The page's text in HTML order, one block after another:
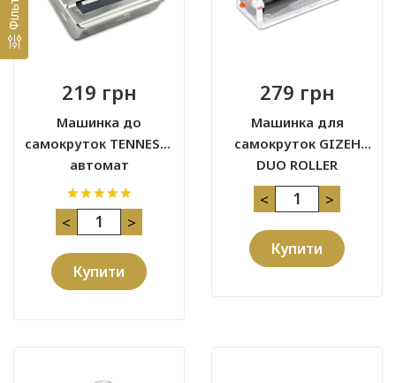
Фільтр
219 грн
Машинка до
самокруток TENNESIE
автомат
< >
Купити
279 грн
Машинка для
самокруток GIZEH
DUO ROLLER
< >
Купити